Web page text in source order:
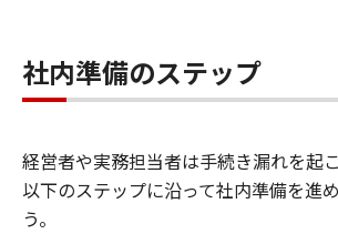
社内準備のステップ
経営者や実務担当者は手続き漏れを起
以下のステップに沿って社内準備を進
う。